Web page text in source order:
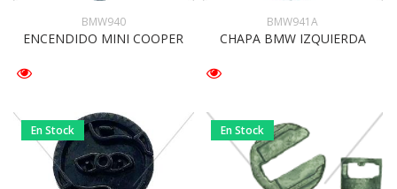
BMW940
ENCENDIDO MINI COOPER
BMW941A
CHAPA BMW IZQUIERDA
En Stock En Stock